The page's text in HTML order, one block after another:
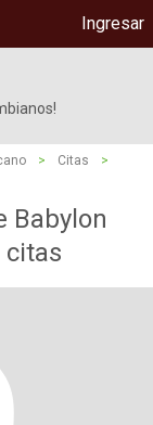
Ingresar
> Citas
>
Babylon
citas